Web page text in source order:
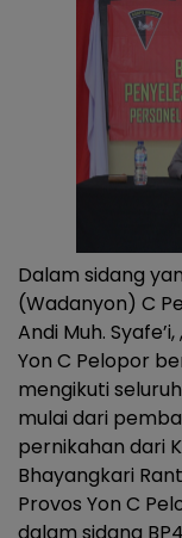
Dalam sidang
(Wadanyon) C
Andi Muh.
Yon C Pelopor
mengikuti
mulai dari
pernikahan dari
Bhayangkari
Provos Yon C